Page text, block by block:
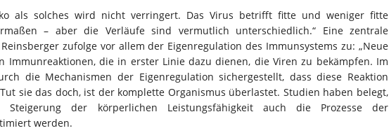
als solches wird nicht verringert. Das Virus betrifft fitte und weniger fitte
– aber die Verläufe sind vermutlich unterschiedlich.“ Eine zentrale
zufolge vor allem der Eigenregulation des Immunsystems zu: „Neue
Immunreaktionen, die in erster Linie dazu dienen, die Viren zu bekämpfen. Im
die Mechanismen der Eigenregulation sichergestellt, dass diese Reaktion
sie das doch, ist der komplette Organismus überlastet. Studien haben belegt,
der körperlichen Leistungsfähigkeit auch die Prozesse der
werden.